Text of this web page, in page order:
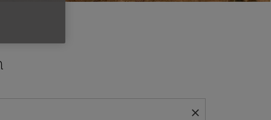
close
para encontrar ofertas.